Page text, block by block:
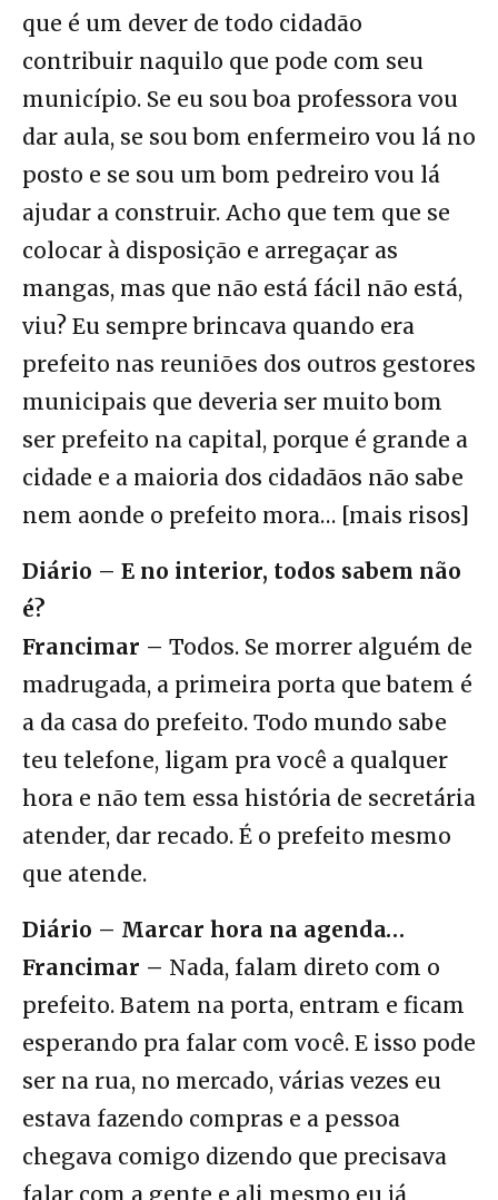
que é um dever de todo cidadão
contribuir naquilo que pode com seu
município. Se eu sou boa professora vou
dar aula, se sou bom enfermeiro vou lá no
posto e se sou um bom pedreiro vou lá
ajudar a construir. Acho que tem que se
colocar à disposição e arregaçar as
mangas, mas que não está fácil não está,
viu? Eu sempre brincava quando era
prefeito nas reuniões dos outros gestores
municipais que deveria ser muito bom
ser prefeito na capital, porque é grande a
cidade e a maioria dos cidadãos não sabe
nem aonde o prefeito mora… [mais risos]
Diário – E no interior, todos sabem não
é?
Francimar – Todos. Se morrer alguém de
madrugada, a primeira porta que batem é
a da casa do prefeito. Todo mundo sabe
teu telefone, ligam pra você a qualquer
hora e não tem essa história de secretária
atender, dar recado. É o prefeito mesmo
que atende.
Diário – Marcar hora na agenda…
Francimar – Nada, falam direto com o
prefeito. Batem na porta, entram e ficam
esperando pra falar com você. E isso pode
ser na rua, no mercado, várias vezes eu
estava fazendo compras e a pessoa
chegava comigo dizendo que precisava
falar com a gente e ali mesmo eu já